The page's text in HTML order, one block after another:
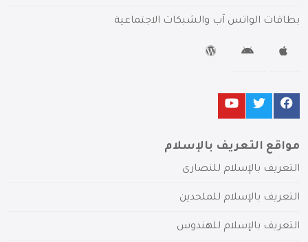
بطاقات الواتس آب والشبكات الاجتماعية
مواقع التعريف بالإسلام
التعريف بالإسلام للنصارى
التعريف بالإسلام للملحدين
التعريف بالإسلام للهندوس